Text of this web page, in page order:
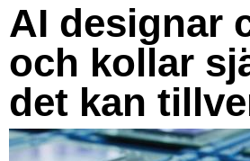
AI designar
och kollar
det kan